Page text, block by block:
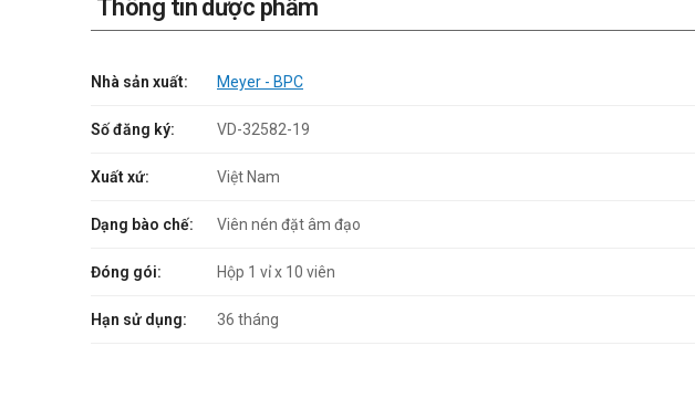
Thông tin dược phẩm
Nhà sản xuất: Meyer - BPC
Số đăng ký: VD-32582-19
Xuất xứ: Việt Nam
Dạng bào chế: Viên nén đặt âm đạo
Đóng gói: Hộp 1 vỉ x 10 viên
Hạn sử dụng: 36 tháng